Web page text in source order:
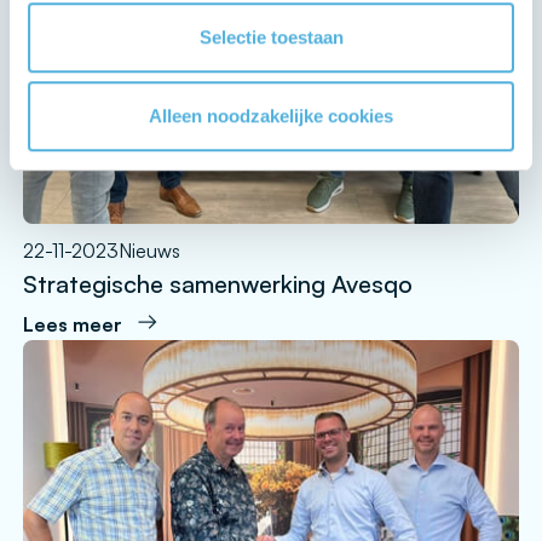
Selectie toestaan
Alleen noodzakelijke cookies
22-11-2023Nieuws
Strategische samenwerking Avesqo
Lees meer